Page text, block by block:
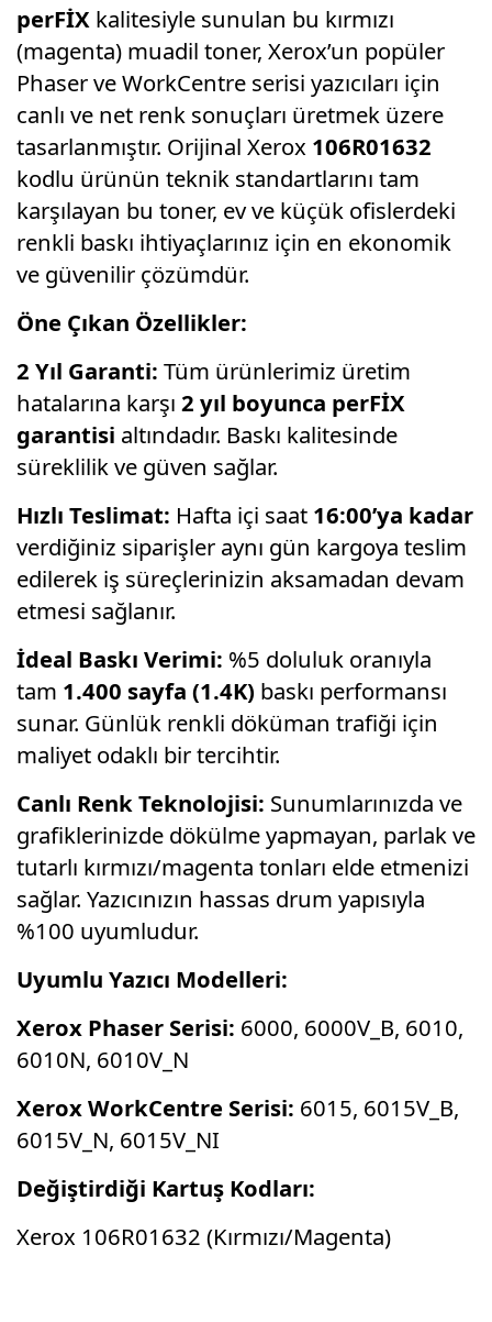
perFİX kalitesiyle sunulan bu kırmızı
(magenta) muadil toner, Xerox’un popüler
Phaser ve WorkCentre serisi yazıcıları için
canlı ve net renk sonuçları üretmek üzere
tasarlanmıştır. Orijinal Xerox 106R01632
kodlu ürünün teknik standartlarını tam
karşılayan bu toner, ev ve küçük ofislerdeki
renkli baskı ihtiyaçlarınız için en ekonomik
ve güvenilir çözümdür.
Öne Çıkan Özellikler:
2 Yıl Garanti: Tüm ürünlerimiz üretim
hatalarına karşı 2 yıl boyunca perFİX
garantisi altındadır. Baskı kalitesinde
süreklilik ve güven sağlar.
Hızlı Teslimat: Hafta içi saat 16:00’ya kadar
verdiğiniz siparişler aynı gün kargoya teslim
edilerek iş süreçlerinizin aksamadan devam
etmesi sağlanır.
İdeal Baskı Verimi: %5 doluluk oranıyla
tam 1.400 sayfa (1.4K) baskı performansı
sunar. Günlük renkli döküman trafiği için
maliyet odaklı bir tercihtir.
Canlı Renk Teknolojisi: Sunumlarınızda ve
grafiklerinizde dökülme yapmayan, parlak ve
tutarlı kırmızı/magenta tonları elde etmenizi
sağlar. Yazıcınızın hassas drum yapısıyla
%100 uyumludur.
Uyumlu Yazıcı Modelleri:
Xerox Phaser Serisi: 6000, 6000V_B, 6010,
6010N, 6010V_N
Xerox WorkCentre Serisi: 6015, 6015V_B,
6015V_N, 6015V_NI
Değiştirdiği Kartuş Kodları:
Xerox 106R01632 (Kırmızı/Magenta)